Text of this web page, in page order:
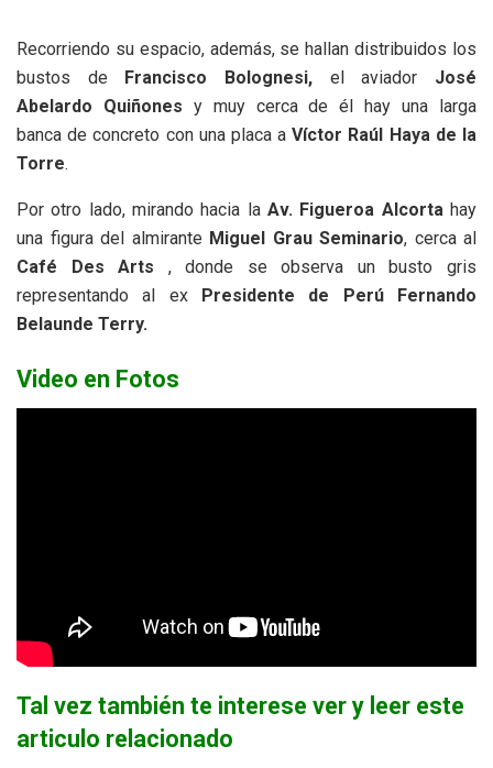
Recorriendo su espacio, además, se hallan distribuidos los
bustos de
Francisco Bolognesi, el aviador José
Abelardo Quiñones y muy cerca de él hay una larga
banca de concreto con una placa aVíctor Raúl Haya de la
Torre.
Por otro lado, mirando hacia la Av. Figueroa Alcortahay
una figura del almirante Miguel Grau Seminario, cerca al
Café Des Arts , donde se observa un busto gris
representando al ex
Presidente de Perú Fernando
Belaunde Terry.
Video en Fotos
Tal vez también te interese ver y leer este
articulo relacionado